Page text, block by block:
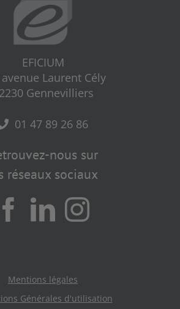
EFICIUM
Laurent Cély
Gennevilliers
01 47 89 26 86
nous sur
réseaux sociaux
Mentions légales
Générales d'utilisation